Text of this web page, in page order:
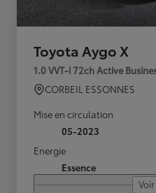
Toyota Aygo X
1.0 VVT-i 72ch Active
CORBEIL ESSONNES
Mise en circulation
05-2023
Energie
Essence